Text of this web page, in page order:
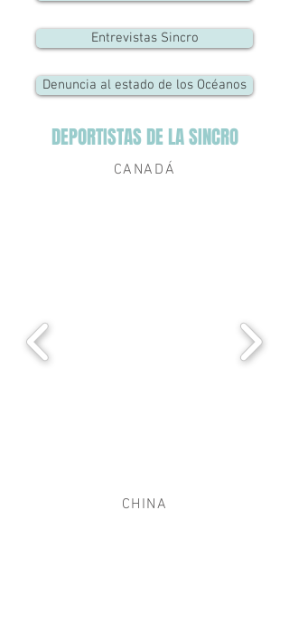
Entrevistas Sincro
Denuncia al estado de los Océanos
DEPORTISTAS DE LA SINCRO
CANADÁ
CHINA